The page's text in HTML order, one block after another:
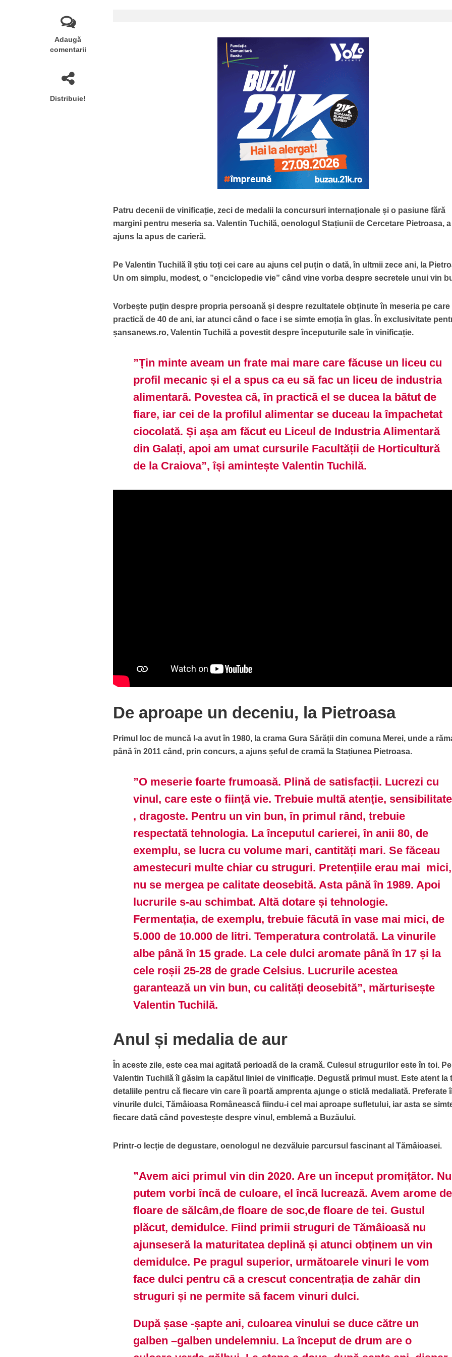
Adaugă
comentarii
Distribuie!
Patru decenii de vinificație, zeci de medalii la concursuri internaționale și o pasiune fără
margini pentru meseria sa. Valentin Tuchilă, oenologul Stațiunii de Cercetare Pietroasa, a
ajuns la apus de carieră.
Pe Valentin Tuchilă îl știu toți cei care au ajuns cel puțin o dată, în ultmii zece ani, la
Un om simplu, modest, o ”enciclopedie vie” când vine vorba despre secretele unui vin
Vorbește puțin despre propria persoană și despre rezultatele obținute în meseria pe care
practică de 40 de ani, iar atunci când o face i se simte emoția în glas. În exclusivitate
șansanews.ro, Valentin Tuchilă a povestit despre începuturile sale în vinificație.
”Țin minte aveam un frate mai mare care făcuse un liceu cu
profil mecanic și el a spus ca eu să fac un liceu de industria
alimentară. Povestea că, în practică el se ducea la bătut de
fiare, iar cei de la profilul alimentar se duceau la împachetat
ciocolată. Și așa am făcut eu Liceul de Industria Alimentară
din Galați, apoi am umat cursurile Facultății de Horticultură
de la Craiova”, își amintește Valentin Tuchilă.
De aproape un deceniu, la Pietroasa
Primul loc de muncă l-a avut în 1980, la crama Gura Sărății din comuna Merei, unde a
până în 2011 când, prin concurs, a ajuns șeful de cramă la Stațiunea Pietroasa.
”O meserie foarte frumoasă. Plină de satisfacții. Lucrezi cu
vinul, care este o ființă vie. Trebuie multă atenție, sensibilitate
, dragoste. Pentru un vin bun, în primul rând, trebuie
respectată tehnologia. La începutul carierei, în anii 80, de
exemplu, se lucra cu volume mari, cantități mari. Se făceau
amestecuri multe chiar cu struguri. Pretențiile erau mai mici,
nu se mergea pe calitate deosebită. Asta până în 1989. Apoi
lucrurile s-au schimbat. Altă dotare și tehnologie.
Fermentația, de exemplu, trebuie făcută în vase mai mici, de
5.000 de 10.000 de litri. Temperatura controlată. La vinurile
albe până în 15 grade. La cele dulci aromate până în 17 și la
cele roșii 25-28 de grade Celsius. Lucrurile acestea
garantează un vin bun, cu calități deosebită”, mărturisește
Valentin Tuchilă.
Anul și medalia de aur
În aceste zile, este cea mai agitată perioadă de la cramă. Culesul strugurilor este în toi. Pe
Valentin Tuchilă îl găsim la capătul liniei de vinificație. Degustă primul must. Este atent la
detaliile pentru că fiecare vin care îi poartă amprenta ajunge o sticlă medaliată. Preferate
vinurile dulci, Tămâioasa Românească fiindu-i cel mai aproape sufletului, iar asta se
fiecare dată când povestește despre vinul, emblemă a Buzăului.
Printr-o lecție de degustare, oenologul ne dezvăluie parcursul fascinant al Tămâioasei.
”Avem aici primul vin din 2020. Are un început promițător. Nu
putem vorbi încă de culoare, el încă lucrează. Avem arome de
floare de sălcâm,de floare de soc,de floare de tei. Gustul
plăcut, demidulce. Fiind primii struguri de Tămâioasă nu
ajunseseră la maturitatea deplină și atunci obținem un vin
demidulce. Pe pragul superior, următoarele vinuri le vom
face dulci pentru că a crescut concentrația de zahăr din
struguri și ne permite să facem vinuri dulci.
După șase -șapte ani, culoarea vinului se duce către un
galben –galben undelemniu. La început de drum are o